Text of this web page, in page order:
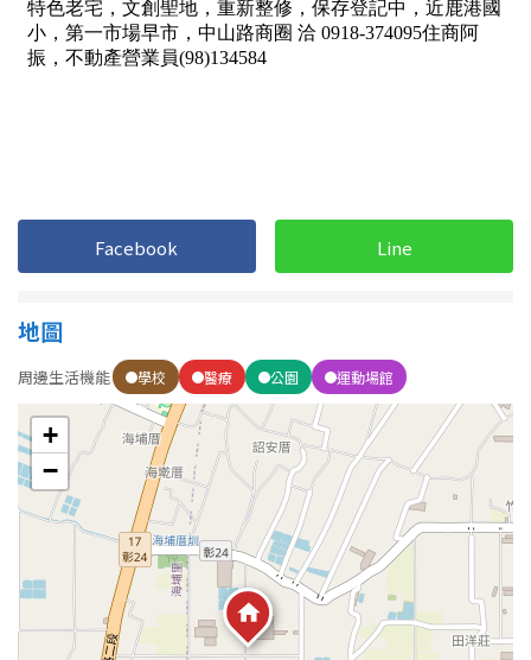
台東縣
樓層
~ 樓
格局
不拘
1房
3房
4房 5房以上
Facebook Line
地圖
周邊生活機能 學校 醫療 公園 運動場館
+
−